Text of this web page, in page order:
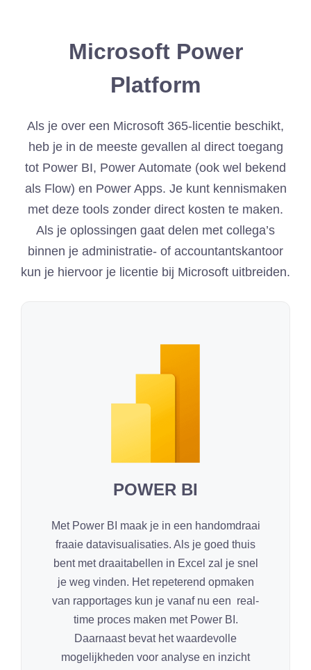
Microsoft Power
Platform
Als je over een Microsoft 365-licentie beschikt,
heb je in de meeste gevallen al direct toegang
tot Power BI, Power Automate (ook wel bekend
als Flow) en Power Apps. Je kunt kennismaken
met deze tools zonder direct kosten te maken.
Als je oplossingen gaat delen met collega’s
binnen je administratie- of accountantskantoor
kun je hiervoor je licentie bij Microsoft uitbreiden.
POWER BI
Met Power BI maak je in een handomdraai
fraaie datavisualisaties. Als je goed thuis
bent met draaitabellen in Excel zal je snel
je weg vinden. Het repeterend opmaken
van rapportages kun je vanaf nu een real-
time proces maken met Power BI.
Daarnaast bevat het waardevolle
mogelijkheden voor analyse en inzicht